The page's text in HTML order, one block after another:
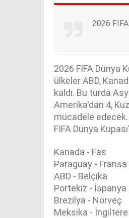
2026
2026 FIFA Dünya
ülkeler ABD,
kaldı. Bu turda
Amerika'dan 4,
mücadele edecek.
FIFA Dünya
Kanada - Fas
Paraguay - Fransa
ABD - Belçika
Portekiz - İspanya
Brezilya - Norveç
Meksika - İngiltere